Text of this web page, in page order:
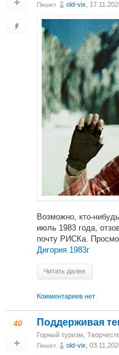
Пишет old-vix ,
Возможно, кто-
июль 1983 года,
почту РИСКа.
Дигория 1983г
Читать далее
Комментариев нет
40 Поддерживая
Горный туризм
Пишет old-vix ,